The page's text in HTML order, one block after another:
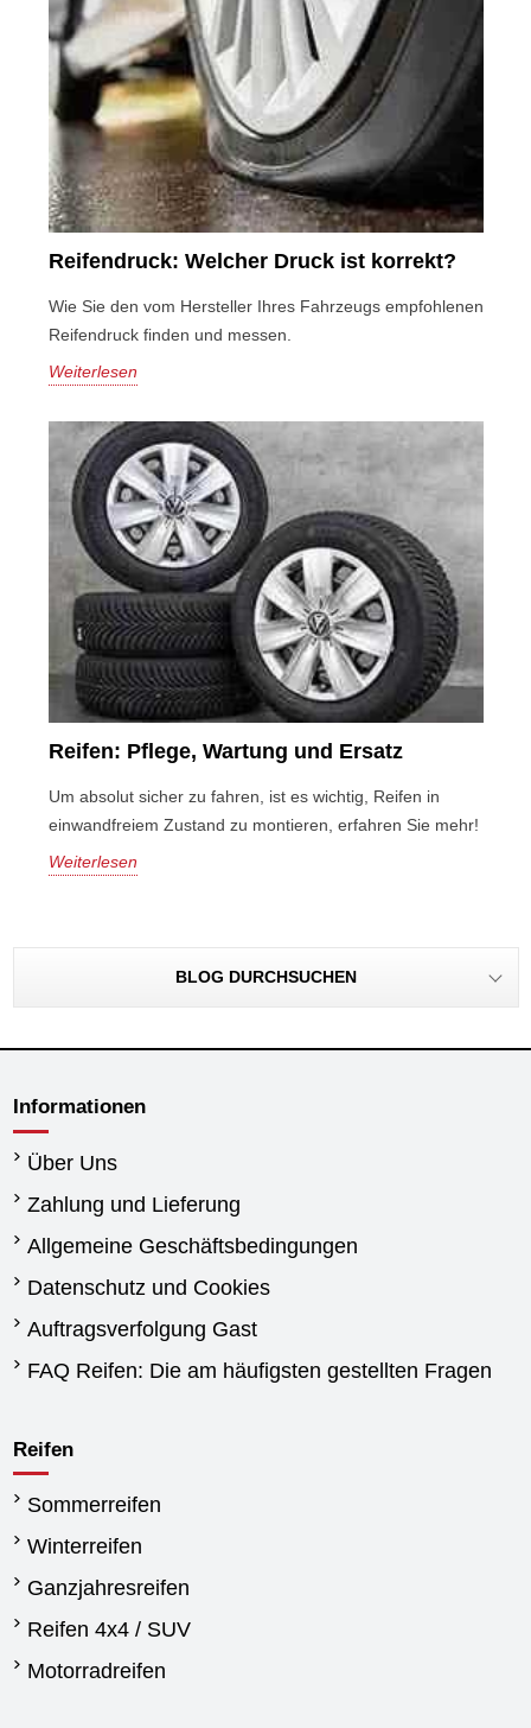
Reifendruck: Welcher Druck ist korrekt?
Wie Sie den vom Hersteller Ihres Fahrzeugs empfohlenen
Reifendruck finden und messen.
Weiterlesen
Reifen: Pflege, Wartung und Ersatz
Um absolut sicher zu fahren, ist es wichtig, Reifen in
einwandfreiem Zustand zu montieren, erfahren Sie mehr!
Weiterlesen
BLOG DURCHSUCHEN
Informationen
Über Uns
Zahlung und Lieferung
Allgemeine Geschäftsbedingungen
Datenschutz und Cookies
Auftragsverfolgung Gast
FAQ Reifen: Die am häufigsten gestellten Fragen
Reifen
Sommerreifen
Winterreifen
Ganzjahresreifen
Reifen 4x4 / SUV
Motorradreifen